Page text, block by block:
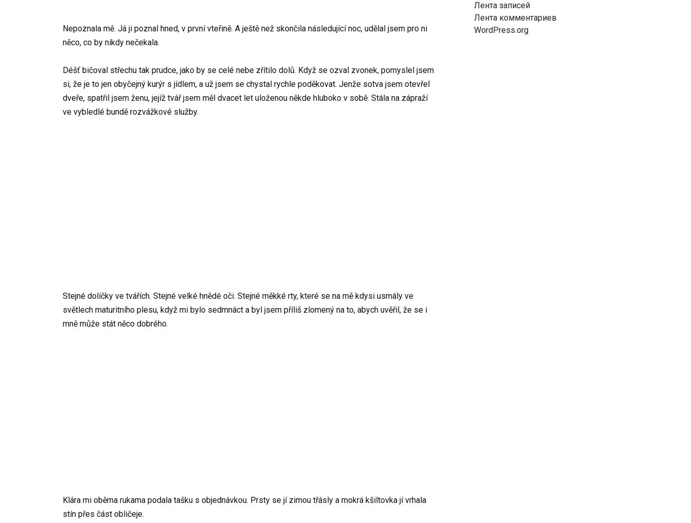
Nepoznala mě. Já ji poznal hned, v první vteřině. A ještě než skončila následující noc, udělal jsem pro ni
něco, co by nikdy nečekala.
Déšť bičoval střechu tak prudce, jako by se celé nebe zřítilo dolů. Když se ozval zvonek, pomyslel jsem
si, že je to jen obyčejný kurýr s jídlem, a už jsem se chystal rychle poděkovat. Jenže sotva jsem otevřel
dveře, spatřil jsem ženu, jejíž tvář jsem měl dvacet let uloženou někde hluboko v sobě. Stála na zápraží
ve vybledlé bundě rozvážkové služby.
Stejné dolíčky ve tvářích. Stejné velké hnědé oči. Stejné měkké rty, které se na mě kdysi usmály ve
světlech maturitního plesu, když mi bylo sedmnáct a byl jsem příliš zlomený na to, abych uvěřil, že se i
mně může stát něco dobrého.
Klára mi oběma rukama podala tašku s objednávkou. Prsty se jí zimou třásly a mokrá kšiltovka jí vrhala
stín přes část obličeje.
Лента записей
Лента комментариев
WordPress.org